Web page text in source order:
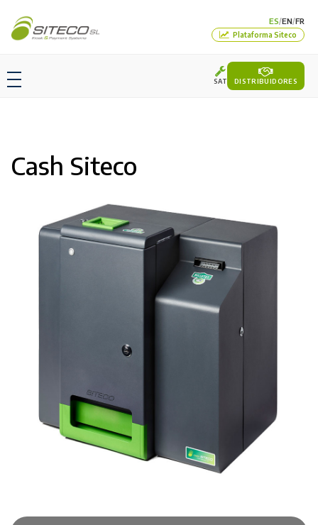
ES/EN/FR
Plataforma Siteco
SAT DISTRIBUIDORES
Cash Siteco